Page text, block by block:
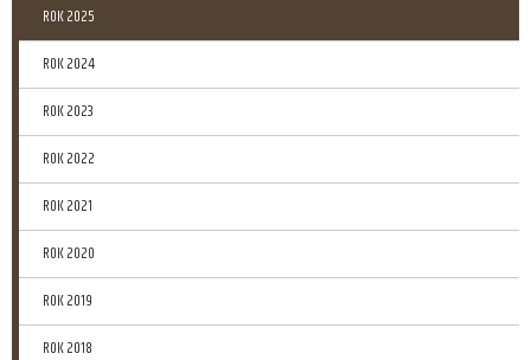
ROK 2025
ROK 2024
ROK 2023
ROK 2022
ROK 2021
ROK 2020
ROK 2019
ROK 2018